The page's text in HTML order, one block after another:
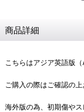
商品詳細
こちらはアジア英語版
ご購入の際はご確認の上
海外版の為、初期傷や